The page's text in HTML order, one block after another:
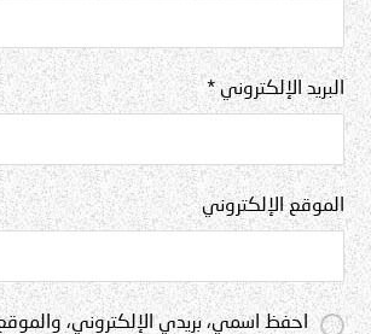
البريد الإلكتروني*
الموقع الإلكتروني
احفظ اسمي، بريدي الإلكتروني،